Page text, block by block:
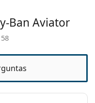
Ban Aviator